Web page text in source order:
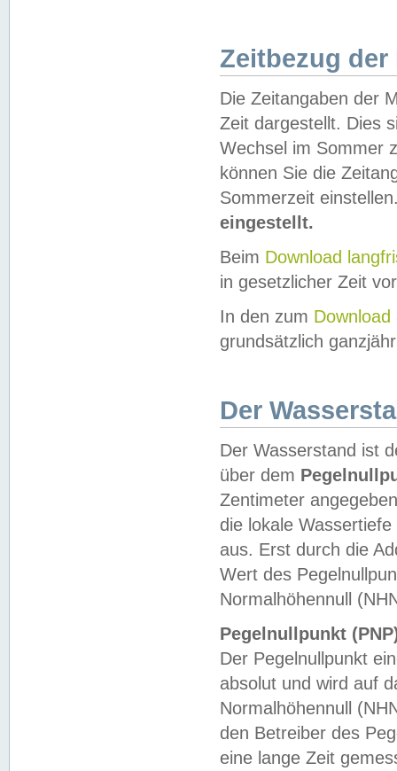
Zeitbezug der
Die Zeitangaben der
Zeit dargestellt. Dies
Wechsel im Sommer
können Sie die
Sommerzeit
eingestellt.
Beim Download
in gesetzlicher Zeit
In den zum Download
grundsätzlich
Der
Der Wasserstand ist
über dem
Zentimeter
die lokale
aus. Erst durch die
Wert des
Normalhöhennull
Pegelnullpunkt
Der Pegelnullpunkt
absolut und wird auf
Normalhöhennull
den Betreiber des
eine lange Zeit